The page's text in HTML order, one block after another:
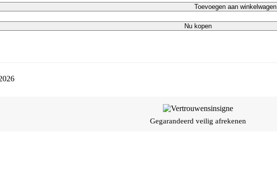
Toevoegen aan winkelwagen
Nu kopen
Gegarandeerd veilig afrekenen